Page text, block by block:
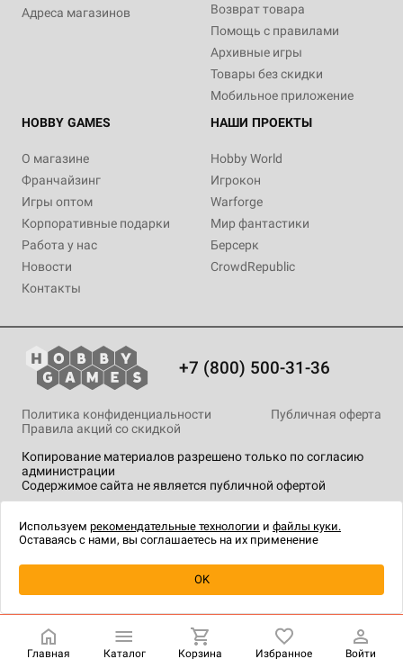
Уведомить о наличии
Адреса магазинов
Возврат товара
Помощь с правилами
Архивные игры
Товары без скидки
Мобильное приложение
HOBBY GAMES
О магазине
Франчайзинг
Игры оптом
Корпоративные подарки
Работа у нас
Новости
Контакты
НАШИ ПРОЕКТЫ
Hobby World
Игрокон
Warforge
Мир фантастики
Берсерк
CrowdRepublic
+7 (800) 500-31-36
Копирование материалов разрешено только по согласию
администрации
Содержимое сайта не является публичной офертой
Политика конфиденциальности
Публичная оферта
Правила акций со скидкой
технологии.
Главная Каталог Корзина Избранное Войти
Используем рекомендательные технологии и файлы куки.
Оставаясь с нами, вы соглашаетесь на их применение
OK